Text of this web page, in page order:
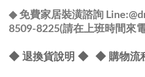
◆ 免費家居裝潢諮詢 Line:
8509-8225(請在上班時間來
◆ 退換貨說明 ◆ ◆ 購物流